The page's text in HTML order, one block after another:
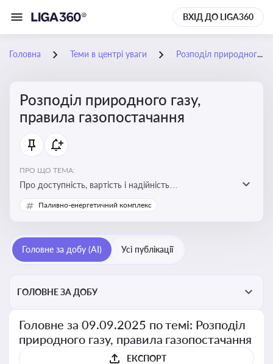
ВХІД ДО LIGA360
Головна Теми в центрі уваги Розподіл природного газу, правила газопостачання
Розподіл природного газу,
правила газопостачання
ПРО ЩО ТЕМА:
Про доступність, вартість і надійність
енергопостачання для бізнесу та вплив на економічну
стабільність
Паливно-енергетичний комплекс
Головне за добу (AI) Усі публікації
ГОЛОВНЕ ЗА ДОБУ
Головне за 09.09.2025 по темі: Розподіл
природного газу, правила газопостачання
ЕКСПОРТ